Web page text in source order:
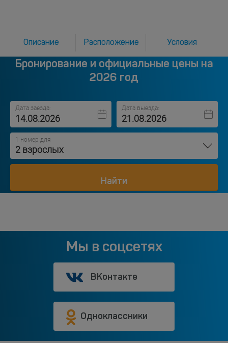
Описание Расположение Условия
Бронирование и официальные цены на
2026 год
Дата заезда: Дата выезда:
1 номер для
2 взрослых
Найти
Мы в соцсетях
ВКонтакте
Одноклассники